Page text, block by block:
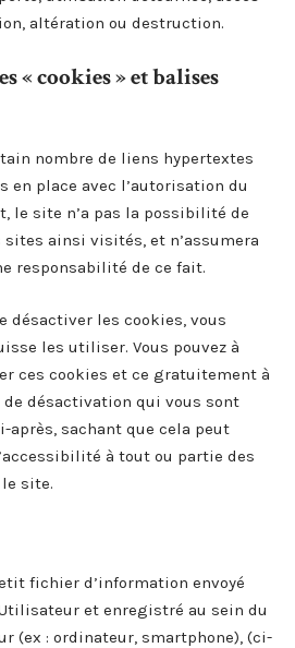
altération ou destruction.
« cookies » et balises
nombre de liens hypertextes
en place avec l’autorisation du
le site n’a pas la possibilité de
ainsi visités, et n’assumera
responsabilité de ce fait.
désactiver les cookies, vous
les utiliser. Vous pouvez à
ces cookies et ce gratuitement à
désactivation qui vous sont
après, sachant que cela peut
à tout ou partie des
site.
fichier d’information envoyé
et enregistré au sein du
(ex : ordinateur, smartphone), (ci-